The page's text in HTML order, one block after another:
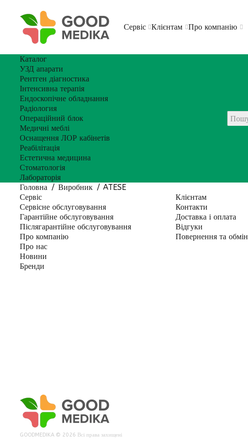
Сервіс Клієнтам Про компанію
Каталог
УЗД апарати
Рентген діагностика
Інтенсивна терапія
Ендоскопічне обладнання
Радіология
Операційний блок
Медичні меблі
Оснащення ЛОР кабінетів
Реабілітація
Естетична медицина
Стоматологія
Лабораторія
Головна Виробник
ATESE
Сервіс
Сервісне обслуговування
Гарантійне обслуговування
Післягарантійне обслуговування
Про компанію
Про нас
Новини
Бренди
Клієнтам
Контакти
Доставка і оплата
Відгуки
Повернення та обмін
GOODMEDIKA © 2026 Всі права захищені